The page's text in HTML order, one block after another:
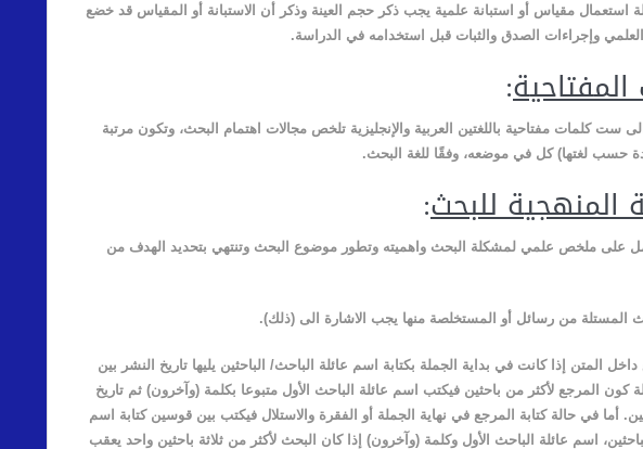
استعمال مقياس أو استبانة علمية يجب ذكر حجم العينة وذكر أن الاستبانة أو المقياس قد خضع
العلمي وإجراءات الصدق والثبات قبل استخدامه في الدراسة.
:
ست كلمات مفتاحية باللغتين العربية والإنجليزية تلخص مجالات اهتمام البحث، وتكون مرتبة
حسب لغتها) كل في موضعه، وفقًا للغة البحث.
المنهجية للبحث:
على ملخص علمي لمشكلة البحث واهميته وتطور موضوع البحث وتنتهي بتحديد الهدف من
المستلة من رسائل أو المستخلصة منها يجب الاشارة الى (ذلك).
المتن إذا كانت في بداية الجملة بكتابة اسم عائلة الباحث/ الباحثين يليها تاريخ النشر بين
كون المرجع لأكثر من باحثين فيكتب اسم عائلة الباحث الأول متبوعا بكلمة (وآخرون) ثم تاريخ
أما في حالة كتابة المرجع في نهاية الجملة أو الفقرة والاستلال فيكتب بين قوسين كتابة اسم
اسم عائلة الباحث الأول وكلمة (وآخرون) إذا كان البحث لأكثر من ثلاثة باحثين واحد يعقب